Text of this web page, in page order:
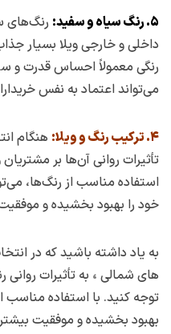
۵. رنگ سیاه و سفید:
رنگ‌های
داخلی و خارجی ویلا بسیار
رنگی معمولاً احساس قدرت و
می‌تواند اعتماد به نفس
۴. ترکیب رنگ و ویلا:
هنگام
تأثیرات روانی آن‌ها بر
استفاده مناسب از رنگ‌ها،
خود را بهبود بخشیده و
به یاد داشته باشید که در
های شمالی ، به تأثیرات
توجه کنید. با استفاده مناسب
بهبود بخشیده و موفقیت